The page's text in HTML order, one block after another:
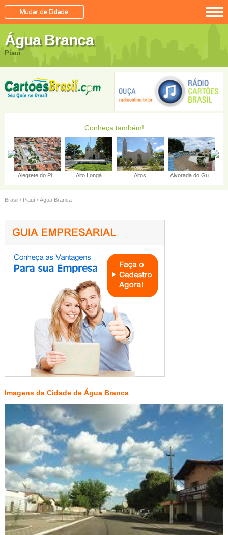
Água Branca
Piauí
Conheça também!
Alto Longá Altos Alvorada do Gu... Amarante
Brasil/ Piauí/ Água Branca
Imagens da Cidade de Água Branca